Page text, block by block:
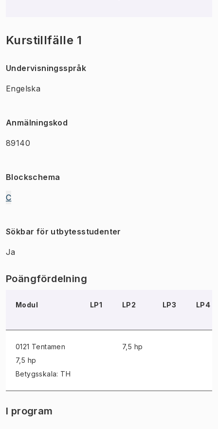
Kurstillfälle 1
Undervisningsspråk
Engelska
Anmälningskod
89140
Blockschema
C
Sökbar för utbytesstudenter
Ja
Poängfördelning
Modul LP1 LP2 LP3 LP4
0121 Tentamen
7,5 hp
Betygsskala: TH
7,5 hp
I program